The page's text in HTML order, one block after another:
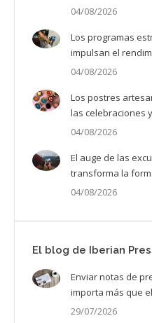
04/08/2026
Los programas
impulsan el
04/08/2026
Los postres
las celebraciones
04/08/2026
El auge de las
transforma la
04/08/2026
El blog de Iberian
Enviar notas de
importa más que
29/07/2026